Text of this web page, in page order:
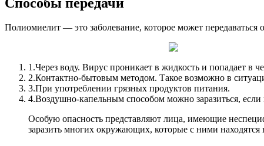
Полиомиелит — это заболевание, которое может передаваться
1.Через воду. Вирус проникает в жидкость и попадает в
2.Контактно-бытовым методом. Такое возможно в
3.При употреблении грязных продуктов питания.
4.Воздушно-капельным способом можно заразиться, если
Особую опасность представляют лица, имеющие
заразить многих окружающих, которые с ними находятся